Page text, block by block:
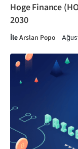
Hoge Finance
2030
İleArslan Popo